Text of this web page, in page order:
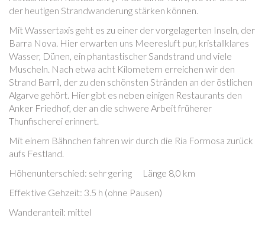
der heutigen Strandwanderung stärken können.
Mit Wassertaxis geht es zu einer der vorgelagerten Inseln, der
Barra Nova. Hier erwarten uns Meeresluft pur, kristallklares
Wasser, Dünen, ein phantastischer Sandstrand und viele
Muscheln. Nach etwa acht Kilometern erreichen wir den
Strand Barril, der zu den schönsten Stränden an der östlichen
Algarve gehört. Hier gibt es neben einigen Restaurants den
Anker Friedhof, der an die schwere Arbeit früherer
Thunfischerei erinnert.
Mit einem Bähnchen fahren wir durch die Ria Formosa zurück
aufs Festland.
Höhenunterschied: sehr gering Länge 8,0 km
Effektive Gehzeit: 3.5 h (ohne Pausen)
Wanderanteil: mittel